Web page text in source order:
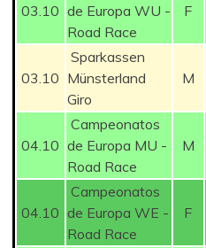
03.10 de Europa WU -
Road Race
F
03.10
Sparkassen
Münsterland
Giro
M
04.10
Campeonatos
de Europa MU -
Road Race
M
04.10
Campeonatos
de Europa WE -
Road Race
F